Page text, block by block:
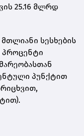
25.16 მლრდ
სესხების
პროცენტი
პუნქტით